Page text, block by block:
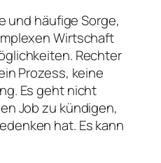
und häufige Sorge,
Wirtschaft
Rechter
Prozess, keine
Es geht nicht
Job zu kündigen,
hat. Es kann